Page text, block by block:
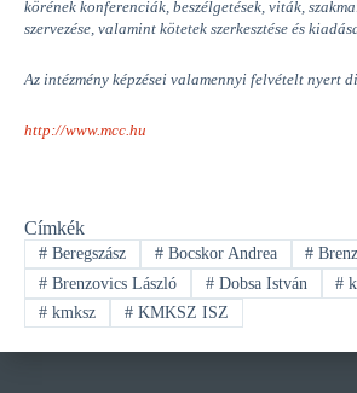
körének konferenciák, beszélgetések, viták,
szervezése, valamint kötetek szerkesztése és
Az intézmény képzései valamennyi felvételt nyert
http://www.mcc.hu
Címkék
#Beregszász #Bocskor Andrea #
#Brenzovics László #Dobsa István #
#kmksz #KMKSZ ISZ